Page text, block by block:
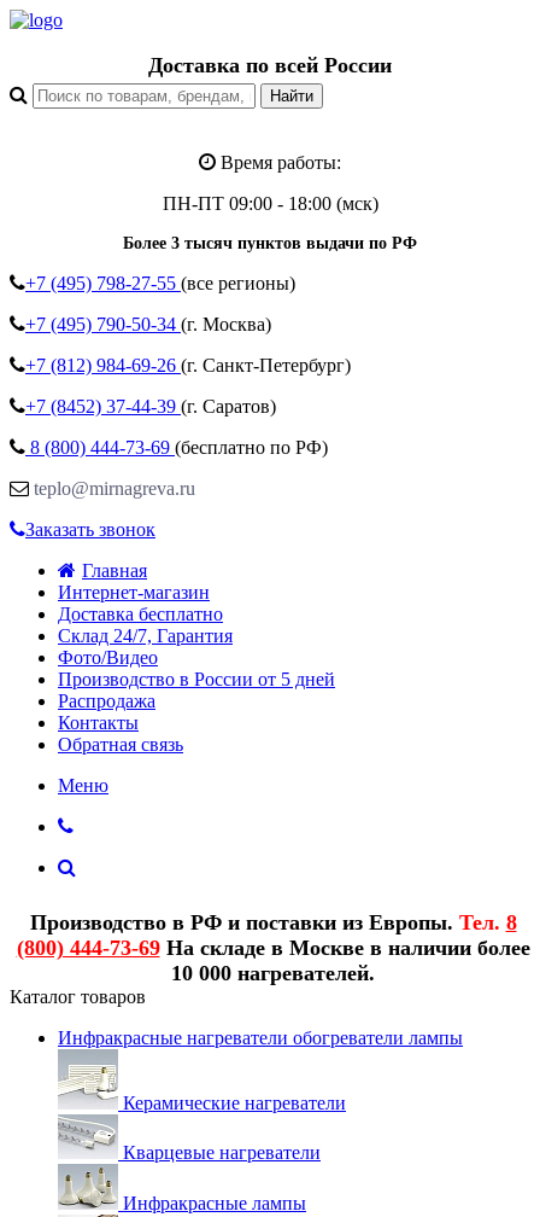
Доставка по всей России
Время работы:
ПН-ПТ 09:00 - 18:00 (мск)
Более 3 тысяч пунктов выдачи по РФ
+7 (495) 798-27-55 (все регионы)
+7 (495) 790-50-34 (г. Москва)
+7 (812) 984-69-26 (г. Санкт-Петербург)
+7 (8452) 37-44-39 (г. Саратов)
8 (800) 444-73-69 (бесплатно по РФ)
teplo@mirnagreva.ru
Заказать звонок
Главная
Интернет-магазин
Доставка бесплатно
Склад 24/7, Гарантия
Фото/Видео
Производство в России от 5 дней
Распродажа
Контакты
Обратная связь
Меню
Производство в РФ и поставки из Европы. Тел. 8
(800) 444-73-69На складе в Москве в наличии более
10 000 нагревателей.
Каталог товаров
Инфракрасные нагреватели обогреватели лампы
Керамические нагреватели
Кварцевые нагреватели
Инфракрасные лампы